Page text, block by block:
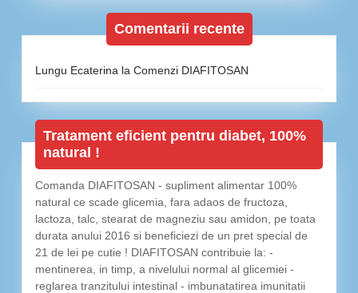
Comentarii recente
Lungu Ecaterina la Comenzi DIAFITOSAN
Tratament eficient pentru diabet, 100%
natural !
Comanda DIAFITOSAN - supliment alimentar 100%
natural ce scade glicemia, fara adaos de fructoza,
lactoza, talc, stearat de magneziu sau amidon, pe toata
durata anului 2016 si beneficiezi de un pret special de
21 de lei pe cutie ! DIAFITOSAN contribuie la: -
mentinerea, in timp, a nivelului normal al glicemiei -
reglarea tranzitului intestinal - imbunatatirea imunitatii